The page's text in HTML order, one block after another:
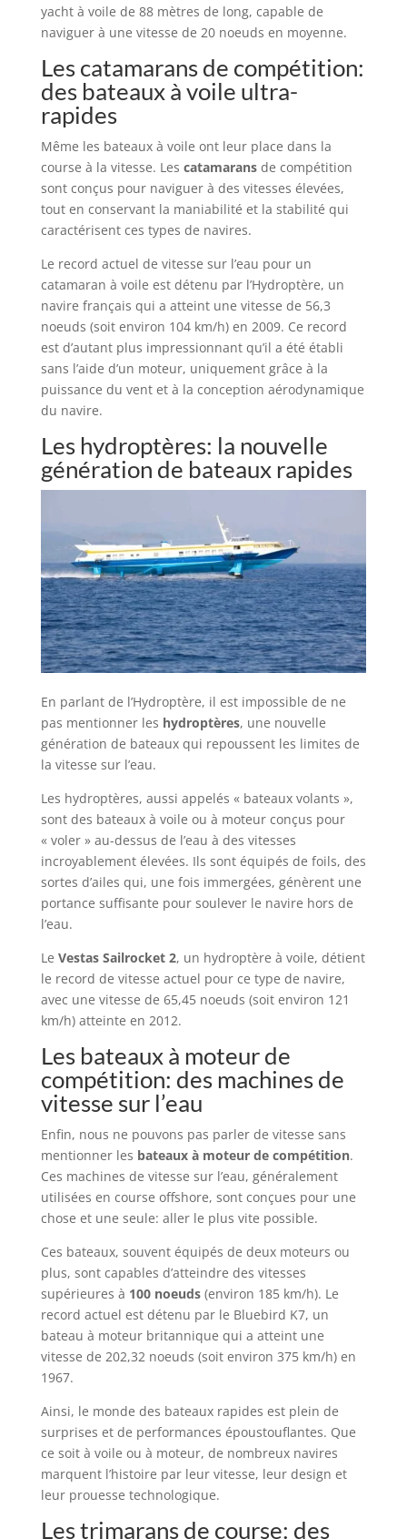
yacht à voile de 88 mètres de long, capable de
naviguer à une vitesse de 20 noeuds en moyenne.
Les catamarans de compétition:
des bateaux à voile ultra-
rapides
Même les bateaux à voile ont leur place dans la
course à la vitesse. Les catamaransde compétition
sont conçus pour naviguer à des vitesses élevées,
tout en conservant la maniabilité et la stabilité qui
caractérisent ces types de navires.
Le record actuel de vitesse sur l’eau pour un
catamaran à voile est détenu par l’Hydroptère, un
navire français qui a atteint une vitesse de 56,3
noeuds (soit environ 104 km/h) en 2009. Ce record
est d’autant plus impressionnant qu’il a été établi
sans l’aide d’un moteur, uniquement grâce à la
puissance du vent et à la conception aérodynamique
du navire.
Les hydroptères: la nouvelle
génération de bateaux rapides
En parlant de l’Hydroptère, il est impossible de ne
pas mentionner les hydroptères, une nouvelle
génération de bateaux qui repoussent les limites de
la vitesse sur l’eau.
Les hydroptères, aussi appelés « bateaux volants »,
sont des bateaux à voile ou à moteur conçus pour
« voler » au-dessus de l’eau à des vitesses
incroyablement élevées. Ils sont équipés de foils, des
sortes d’ailes qui, une fois immergées, génèrent une
portance suffisante pour soulever le navire hors de
l’eau.
Le Vestas Sailrocket 2, un hydroptère à voile, détient
le record de vitesse actuel pour ce type de navire,
avec une vitesse de 65,45 noeuds (soit environ 121
km/h) atteinte en 2012.
Les bateaux à moteur de
compétition: des machines de
vitesse sur l’eau
Enfin, nous ne pouvons pas parler de vitesse sans
mentionner les bateaux à moteur de compétition.
Ces machines de vitesse sur l’eau, généralement
utilisées en course offshore, sont conçues pour une
chose et une seule: aller le plus vite possible.
Ces bateaux, souvent équipés de deux moteurs ou
plus, sont capables d’atteindre des vitesses
supérieures à 100 noeuds(environ 185 km/h). Le
record actuel est détenu par le Bluebird K7, un
bateau à moteur britannique qui a atteint une
vitesse de 202,32 noeuds (soit environ 375 km/h) en
1967.
Ainsi, le monde des bateaux rapides est plein de
surprises et de performances époustouflantes. Que
ce soit à voile ou à moteur, de nombreux navires
marquent l’histoire par leur vitesse, leur design et
leur prouesse technologique.
Les trimarans de course: des